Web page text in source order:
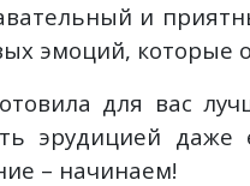
и
эмоций, которые
для вас
эрудицией
– начинаем!